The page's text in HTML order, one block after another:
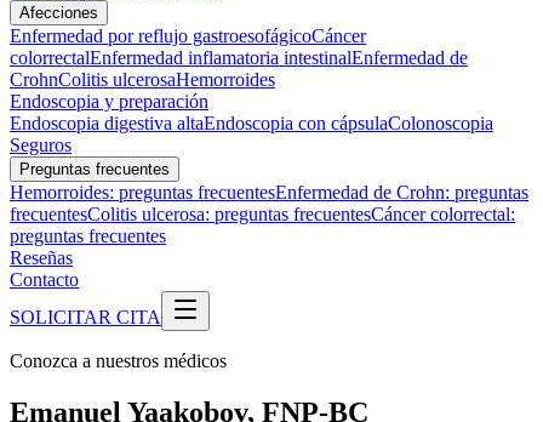
Afecciones
Enfermedad por reflujo gastroesofágicoCáncer
colorrectalEnfermedad inflamatoria intestinalEnfermedad de
CrohnColitis ulcerosaHemorroides
Endoscopia y preparación
Endoscopia digestiva altaEndoscopia con cápsulaColonoscopia
Seguros
Preguntas frecuentes
Hemorroides: preguntas frecuentesEnfermedad de Crohn: preguntas
frecuentesColitis ulcerosa: preguntas frecuentesCáncer colorrectal:
preguntas frecuentes
Reseñas
Contacto
SOLICITAR CITA
Conozca a nuestros médicos
Emanuel Yaakobov, FNP-BC